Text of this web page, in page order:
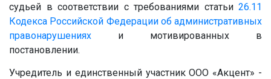
судьей в соответствии с требованиями статьи 26.11
Кодекса Российской Федерации об административных
правонарушениях и мотивированных в
постановлении.
Учредитель и единственный участник ООО «Акцент» -